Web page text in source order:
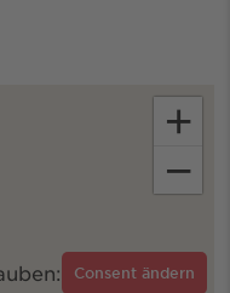
Consent ändern
+
−